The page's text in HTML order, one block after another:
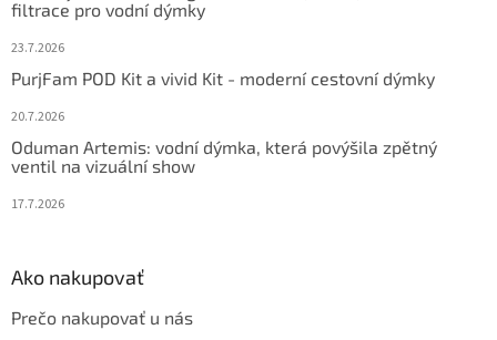
filtrace pro vodní dýmky
23.7.2026
PurjFam POD Kit a vivid Kit - moderní cestovní dýmky
20.7.2026
Oduman Artemis: vodní dýmka, která povýšila zpětný
ventil na vizuální show
17.7.2026
Ako nakupovať
Prečo nakupovať u nás